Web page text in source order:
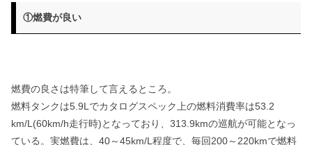
①燃費が良い
燃費の良さは特筆して言えるところ。
燃料タンクは5.9Lでカタログスペック上の燃料消費率は53.2
km/L(60km/h走行時)となっており、313.9kmの巡航が可能となっ
ている。実燃費は、40～45km/L程度で、毎回200～220kmで燃料